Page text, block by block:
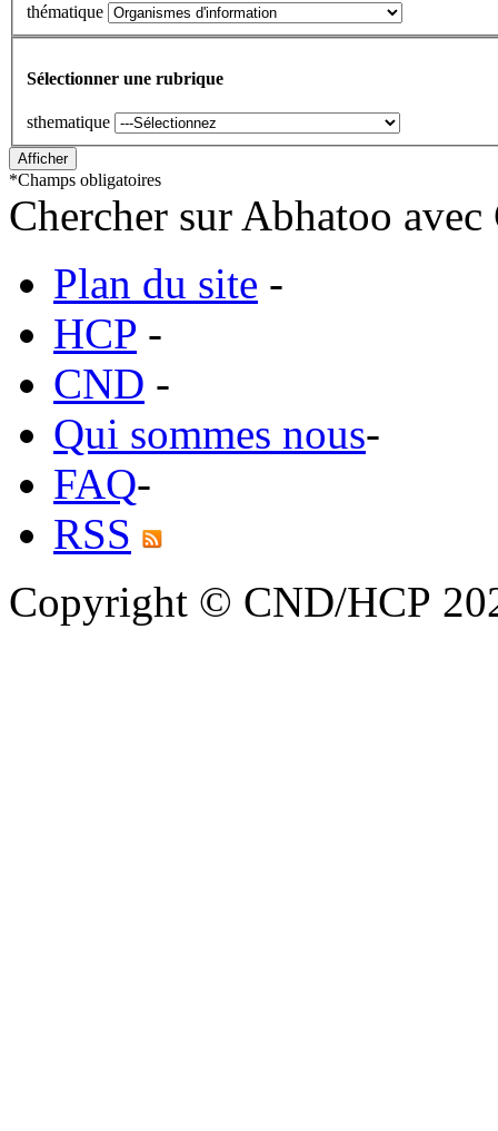
thématique
Sélectionner une rubrique
sthematique
*Champs obligatoires
Chercher sur Abhatoo
Plan du site -
HCP -
CND -
Qui sommes nous-
FAQ-
RSS
Copyright © CND/HCP